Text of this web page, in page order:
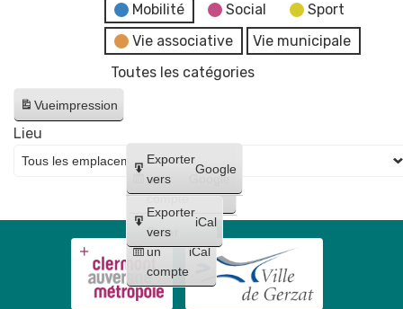
Mobilité
Social
Sport
Vie associative
Vie municipale
Toutes les catégories
Vueimpression
Créer
un
compte
Google
Créer
un
compte
iCal
Exporter
vers
Google
Exporter
vers
iCal
Lieu